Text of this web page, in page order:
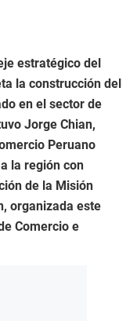
estratégico del
la construcción del
en el sector de
Jorge Chian,
Peruano
la región con
de la Misión
organizada este
Comercio e